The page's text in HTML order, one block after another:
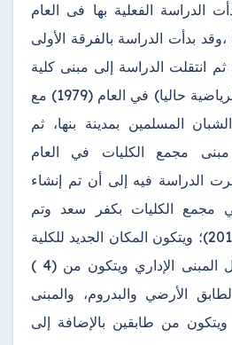
الدراسة الفعلية بها فى العام
(1977/1978) ،وقد بدأت الدراسة بالفرقة الأولى
انتقلت الدراسة إلى مبنى كلية
التربية القديم (التربية الرياضية حاليا) في العام (1979) مع
المسلمين بمدينة بنها، ثم
مجمع الكليات في العام
واستمرت الدراسة فيه إلى أن تم إنشاء
مجمع الكليات بكفر سعد وتم
الانتقال إليه في عام (2013)؛ ويتكون المكان الجديد للكلية
من عدد (2) مبنى الأول المبنى الإداري ويتكون من (4 )
الأرضي والبدروم، والمبنى
ويتكون من طابقين بالإضافة إلى